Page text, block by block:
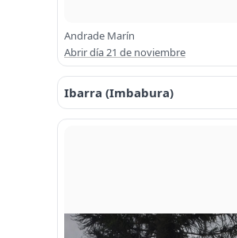
Andrade Marín
Abrir día 21 de noviembre
Ibarra (Imbabura)